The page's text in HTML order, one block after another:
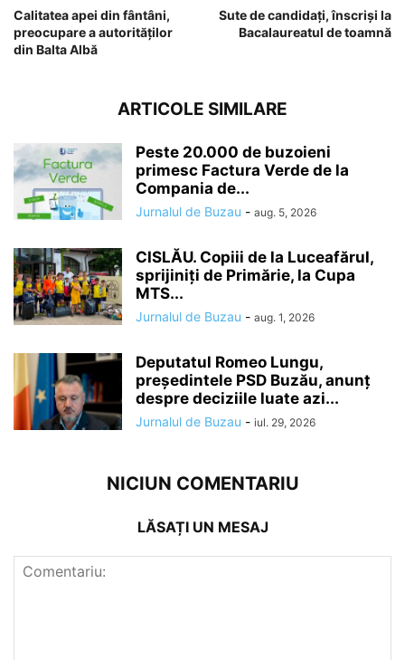
Calitatea apei din fântâni,
preocupare a autorităților
din Balta Albă
Sute de candidați, înscriși la
Bacalaureatul de toamnă
ARTICOLE SIMILARE
Peste 20.000 de buzoieni
primesc Factura Verde de la
Compania de...
Jurnalul de Buzau - aug. 5, 2026
CISLĂU. Copiii de la Luceafărul,
sprijiniți de Primărie, la Cupa
MTS...
Jurnalul de Buzau - aug. 1, 2026
Deputatul Romeo Lungu,
președintele PSD Buzău, anunț
despre deciziile luate azi...
Jurnalul de Buzau - iul. 29, 2026
NICIUN COMENTARIU
LĂSAȚI UN MESAJ